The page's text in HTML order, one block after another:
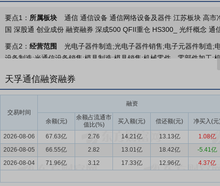
要点1： 所属板块
通信 通信设备 通信网络设备及器件 江苏板块 高
国 深股通 创业成份 融资融券 深成500 QFII重仓 HS300_ 光纤概念
要点2： 经营范围
光电子器件制造;光电子器件销售;电子元器件制造;
设备制造;光通信设备销售;模具制造;模具销售;机械零件、零部件加工
解决方案等。
数据中心行业
当前，人工智能大模型的快速发展对高性能
Marketsandmarkets预测，2025年全球人工智能数据中心市场规模达
模型与机器学习在各行业快速渗透，带动高性能算力、GPU服务器、
集群、高带宽存储、端云协同与低能耗方向升级，云厂商、政府与企
天孚通信融资融券
交易时间
融资
余额(元)
余额占流通市
值比(%)
买入额(元) 偿还额(元) 净买入(元
2026-08-06 67.63亿 2.76 14.21亿 13.13亿
1.08亿
2026-08-05
66.55亿 2.82 13.01亿 18.42亿
-5.41亿
2026-08-04
71.96亿 3.12 17.33亿 12.96亿 4.37亿